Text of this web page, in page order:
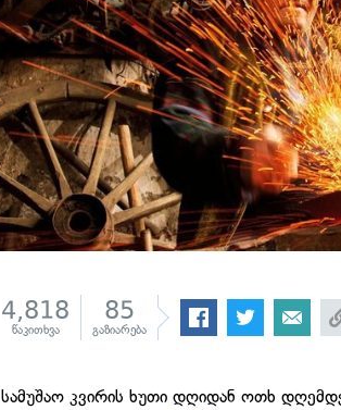
4,818
წაკითხვა
85
გაზიარება
სამუშაო კვირის ხუთი დღიდან ოთხ